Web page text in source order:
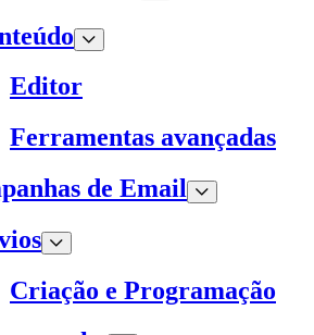
Editor
Ferramentas avançadas
de Email
Criação e Programação